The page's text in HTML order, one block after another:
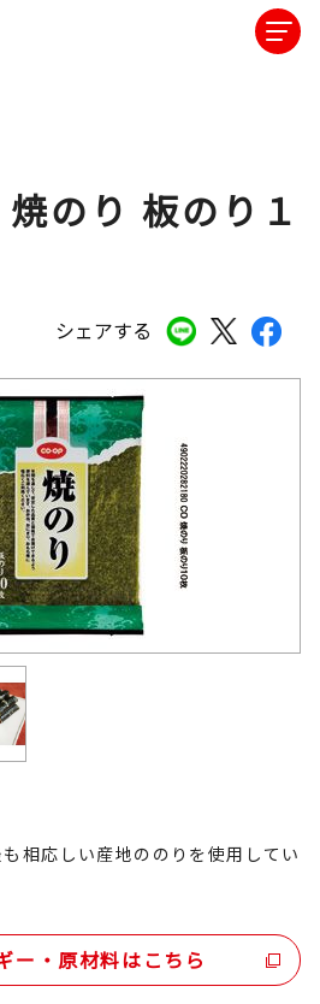
シェアする
のり 板のり１
相応しい産地ののりを使用してい
ー・原材料はこちら